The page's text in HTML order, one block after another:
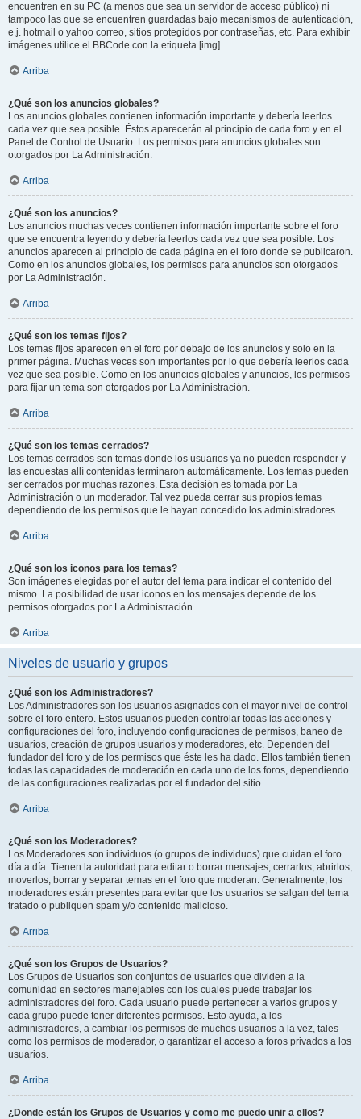
encuentren en su PC (a menos que sea un servidor de acceso público) ni
tampoco las que se encuentren guardadas bajo mecanismos de autenticación,
e.j. hotmail o yahoo correo, sitios protegidos por contraseñas, etc. Para exhibir
imágenes utilice el BBCode con la etiqueta [img].
Arriba
¿Qué son los anuncios globales?
Los anuncios globales contienen información importante y debería leerlos
cada vez que sea posible. Éstos aparecerán al principio de cada foro y en el
Panel de Control de Usuario. Los permisos para anuncios globales son
otorgados por La Administración.
Arriba
¿Qué son los anuncios?
Los anuncios muchas veces contienen información importante sobre el foro
que se encuentra leyendo y debería leerlos cada vez que sea posible. Los
anuncios aparecen al principio de cada página en el foro donde se publicaron.
Como en los anuncios globales, los permisos para anuncios son otorgados
por La Administración.
Arriba
¿Qué son los temas fijos?
Los temas fijos aparecen en el foro por debajo de los anuncios y solo en la
primer página. Muchas veces son importantes por lo que debería leerlos cada
vez que sea posible. Como en los anuncios globales y anuncios, los permisos
para fijar un tema son otorgados por La Administración.
Arriba
¿Qué son los temas cerrados?
Los temas cerrados son temas donde los usuarios ya no pueden responder y
las encuestas allí contenidas terminaron automáticamente. Los temas pueden
ser cerrados por muchas razones. Esta decisión es tomada por La
Administración o un moderador. Tal vez pueda cerrar sus propios temas
dependiendo de los permisos que le hayan concedido los administradores.
Arriba
¿Qué son los iconos para los temas?
Son imágenes elegidas por el autor del tema para indicar el contenido del
mismo. La posibilidad de usar iconos en los mensajes depende de los
permisos otorgados por La Administración.
Arriba
Niveles de usuario y grupos
¿Qué son los Administradores?
Los Administradores son los usuarios asignados con el mayor nivel de control
sobre el foro entero. Estos usuarios pueden controlar todas las acciones y
configuraciones del foro, incluyendo configuraciones de permisos, baneo de
usuarios, creación de grupos usuarios y moderadores, etc. Dependen del
fundador del foro y de los permisos que éste les ha dado. Ellos también tienen
todas las capacidades de moderación en cada uno de los foros, dependiendo
de las configuraciones realizadas por el fundador del sitio.
Arriba
¿Qué son los Moderadores?
Los Moderadores son individuos (o grupos de individuos) que cuidan el foro
día a día. Tienen la autoridad para editar o borrar mensajes, cerrarlos, abrirlos,
moverlos, borrar y separar temas en el foro que moderan. Generalmente, los
moderadores están presentes para evitar que los usuarios se salgan del tema
tratado o publiquen spam y/o contenido malicioso.
Arriba
¿Qué son los Grupos de Usuarios?
Los Grupos de Usuarios son conjuntos de usuarios que dividen a la
comunidad en sectores manejables con los cuales puede trabajar los
administradores del foro. Cada usuario puede pertenecer a varios grupos y
cada grupo puede tener diferentes permisos. Esto ayuda, a los
administradores, a cambiar los permisos de muchos usuarios a la vez, tales
como los permisos de moderador, o garantizar el acceso a foros privados a los
usuarios.
Arriba
¿Donde están los Grupos de Usuarios y como me puedo unir a ellos?